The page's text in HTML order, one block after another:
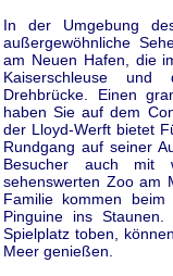
In der Umgebung
außergewöhnliche
am Neuen Hafen, die
Kaiserschleuse
Drehbrücke. Einen
haben Sie auf dem
der Lloyd-Werft bietet
Rundgang auf seiner
Besucher auch mit
sehenswerten Zoo am
Familie kommen
Pinguine ins
Spielplatz toben,
Meer genießen.